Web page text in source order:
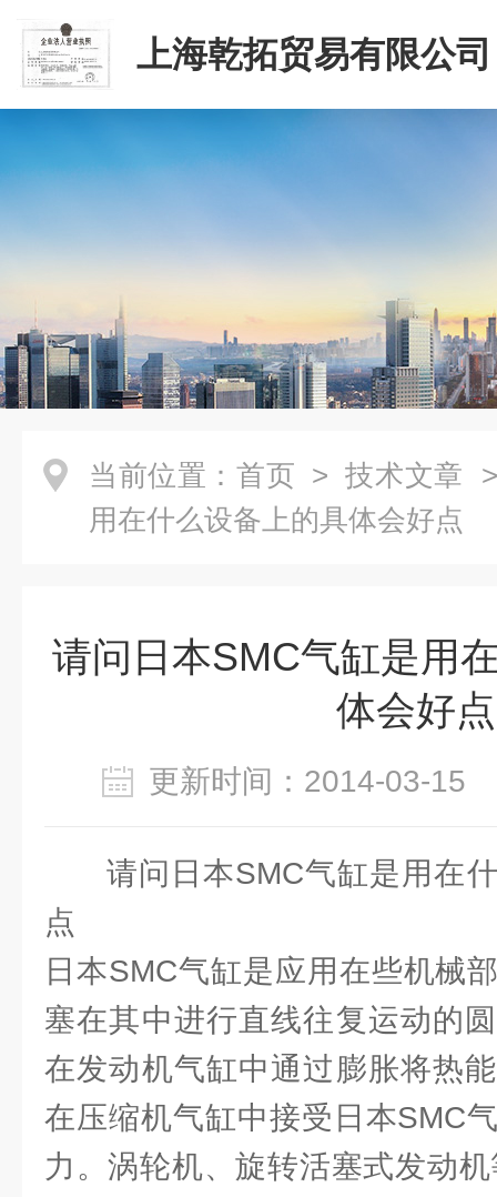
上海乾拓贸易有限公司
当前位置： 首页 > 技术文章
用在什么设备上的具体会好点
请问日本SMC气缸是用
体会好点
更新时间：2014-03-
请问日本SMC气缸是用在
点
日本SMC气缸是应用在些机械
塞在其中进行直线往复运动的
在发动机气缸中通过膨胀将热
在压缩机气缸中接受日本SMC
力。涡轮机、旋转活塞式发动